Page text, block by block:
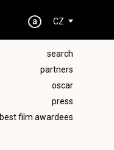
CZ
search
partners
oscar
press
best film awardees